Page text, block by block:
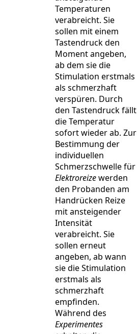
Temperaturen
verabreicht. Sie
sollen mit einem
Tastendruck den
Moment angeben,
ab dem sie die
Stimulation erstmals
als schmerzhaft
verspüren. Durch
den Tastendruck fällt
die Temperatur
sofort wieder ab. Zur
Bestimmung der
individuellen
Schmerzschwelle für
Elektroreizewerden
den Probanden am
Handrücken Reize
mit ansteigender
Intensität
verabreicht. Sie
sollen erneut
angeben, ab wann
sie die Stimulation
erstmals als
schmerzhaft
empfinden.
Während des
Experimentes